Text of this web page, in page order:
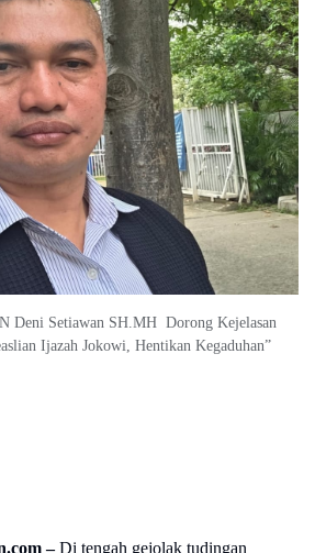
Deni Setiawan SH.MH Dorong Kejelasan
Ijazah Jokowi, Hentikan Kegaduhan”
–Di tengah gejolak tudingan